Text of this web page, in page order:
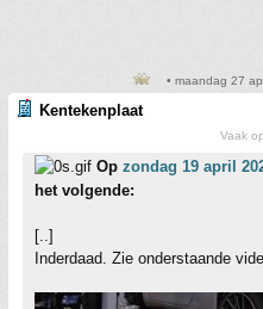
• maandag 27
Kentekenplaat
Vaak
Op zondag 19 april
het volgende:
[..]
Inderdaad. Zie onderstaande